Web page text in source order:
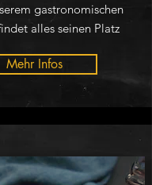
gastronomischen
alles seinen Platz
Mehr Infos